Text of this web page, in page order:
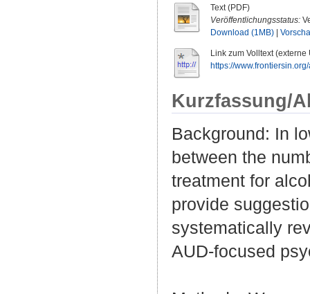
Text (PDF)
Veröffentlichungsstatus:
Download (1MB)
Link zum Volltext (externe
https://
Kurzfassung/
Background: In
between the
treatment for
provide
systematically
AUD-focused